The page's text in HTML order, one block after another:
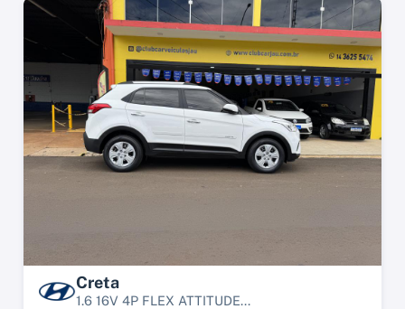
Creta
1.6 16V 4P FLEX ATTITUDE...